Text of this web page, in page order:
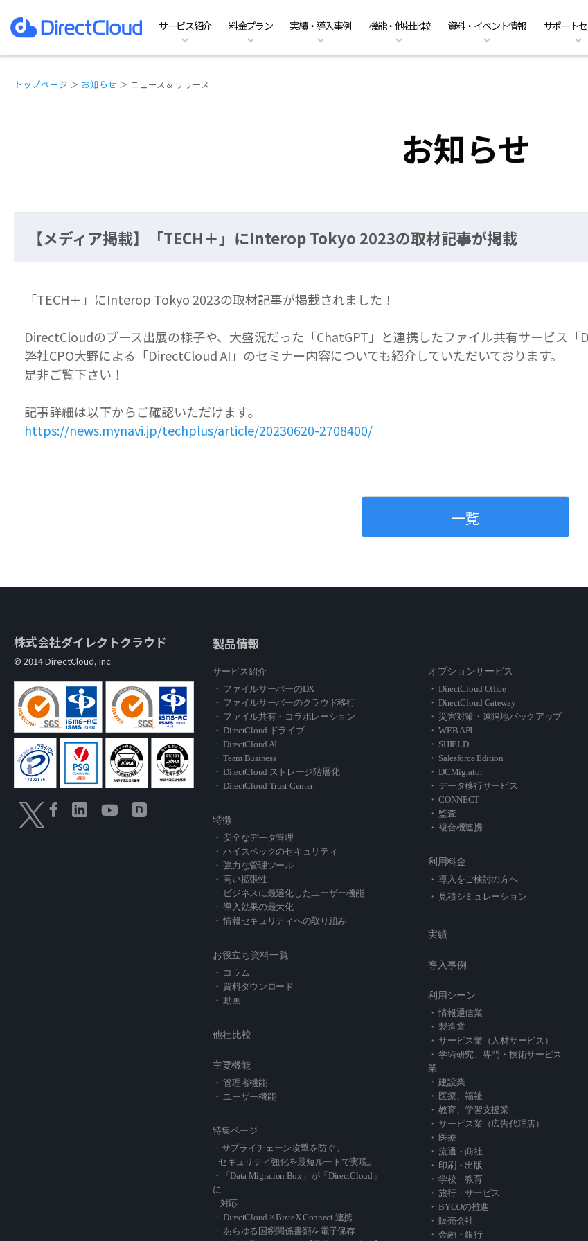
サービス紹介 料金プラン 実績・導入事例 機能・他社比較 資料・イベント情報 サポート
ファイルサーバーのDX ファイルサーバーのクラウド移行 ファイル共有・コラボレ
料金プラン Team Business 料金プラン DirectCloud AIの料金プ
実績 導入事例 利用シーン
特徴 管理者機能
お役立ち資料一覧 イベント情報 キャンペーン案内
ホーム よくあるご質問 PDFマニュアル
販売パートナーのご紹介
トップページ ＞ お知らせ ＞ ニュース＆リリース
お知らせ
【メディア掲載】「TECH＋」にInterop Tokyo 2023の取材記事が掲載
「TECH＋」にInterop Tokyo 2023の取材記事が掲載されました！
DirectCloudのブース出展の様子や、大盛況だった「ChatGPT」と連携したファイル共有サービス「
弊社CPO大野による「DirectCloud AI」のセミナー内容についても紹介していただいております。
是非ご覧下さい！
記事詳細は以下からご確認いただけます。
https://news.mynavi.jp/techplus/article/20230620-2708400/
一覧
株式会社ダイレクトクラウド
© 2014 DirectCloud, Inc.
製品情報
サービス紹介
・ ファイルサーバーのDX
・ ファイルサーバーのクラウド移行
・ ファイル共有・コラボレーション
・ DirectCloud ドライブ
・ DirectCloud AI
・ Team Business
・ DirectCloud ストレージ階層化
・ DirectCloud Trust Center
特徴
・ 安全なデータ管理
・ ハイスペックのセキュリティ
・ 強力な管理ツール
・ 高い拡張性
・ ビジネスに最適化したユーザー機能
・ 導入効果の最大化
・ 情報セキュリティへの取り組み
お役立ち資料一覧
・ コラム
・ 資料ダウンロード
・ 動画
他社比較
主要機能
・ 管理者機能
・ ユーザー機能
特集ページ
・サプライチェーン攻撃を防ぐ。
セキュリティ強化を最短ルートで実現。
・「Data Migration Box」が「DirectCloud」
に
対応
・ DirectCloud × BizteX Connect 連携
・ あらゆる国税関係書類を電子保存
オプションサービス
・ DirectCloud Office
・ DirectCloud Gateway
・ 災害対策・遠隔地バックアップ
・ WEB API
・ SHIELD
・ Salesforce Edition
・ DCMigrator
・ データ移行サービス
・ CONNECT
・ 監査
・ 複合機連携
利用料金
・ 導入をご検討の方へ
・ 見積シミュレーション
実績
導入事例
利用シーン
・ 情報通信業
・ 製造業
・ サービス業（人材サービス）
・ 学術研究、専門・技術サービス
業
・ 建設業
・ 医療、福祉
・ 教育、学習支援業
・ サービス業（広告代理店）
・ 医療
・ 流通・商社
・ 印刷・出版
・ 学校・教育
・ 旅行・サービス
・ BYODの推進
・ 販売会社
・ 金融・銀行